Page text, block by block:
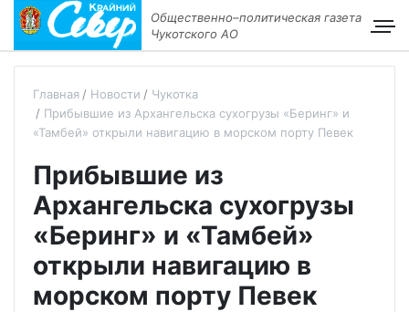
Общественно–политическая газета
Чукотского АО
Главная Новости
Чукотка
Прибывшие из Архангельска сухогрузы «Беринг» и
«Тамбей» открыли навигацию в морском порту Певек
Прибывшие из
Архангельска сухогрузы
«Беринг» и «Тамбей»
открыли навигацию в
морском порту Певек